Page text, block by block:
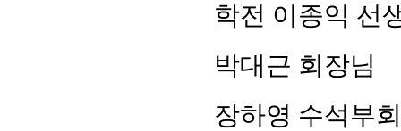
학전 이종익 선
박대근 회장님
장하영 수석부